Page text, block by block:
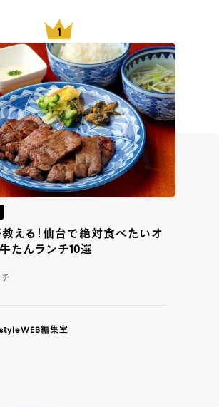
える！仙台で絶対食べたいオ
たんランチ10選
編集室